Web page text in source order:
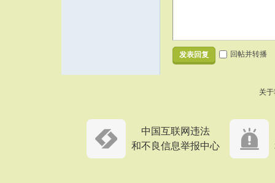
发表回复 回帖并转播
关
中国互联网违法
和不良信息举报中心